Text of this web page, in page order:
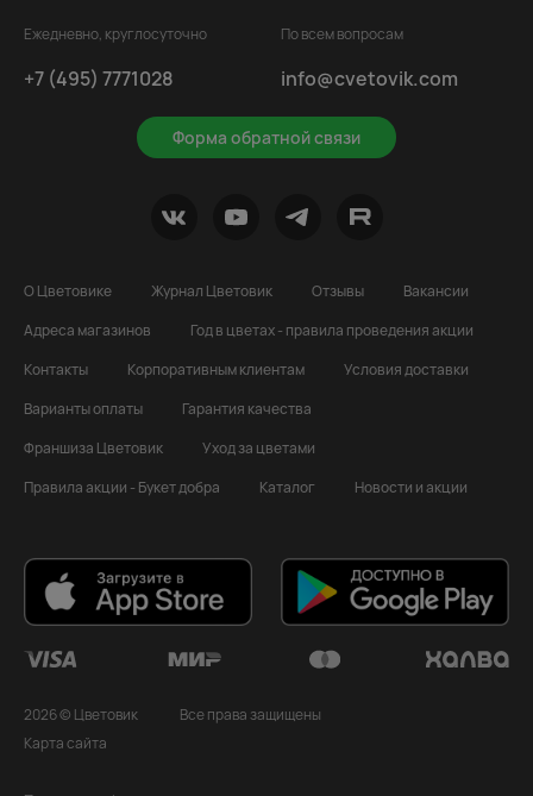
Ежедневно, круглосуточно
+7 (495) 7771028
Форма обратной связи
По всем вопросам
info@cvetovik.com
О Цветовике Журнал Цветовик Отзывы
Вакансии
Адреса магазинов
Год в цветах - правила проведения акции
Контакты
Корпоративным клиентам
Условия доставки
Варианты оплаты
Гарантия качества
Франшиза Цветовик
Уход за цветами
Правила акции - Букет добра
Каталог Новости и акции
2026 © Цветовик
Все права защищены
Карта сайта